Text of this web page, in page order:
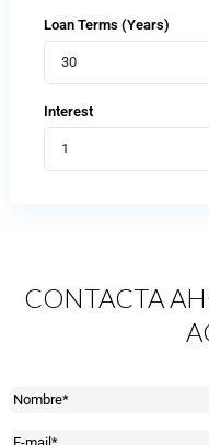
Loan Terms (Years)
Interest
CONTACTA